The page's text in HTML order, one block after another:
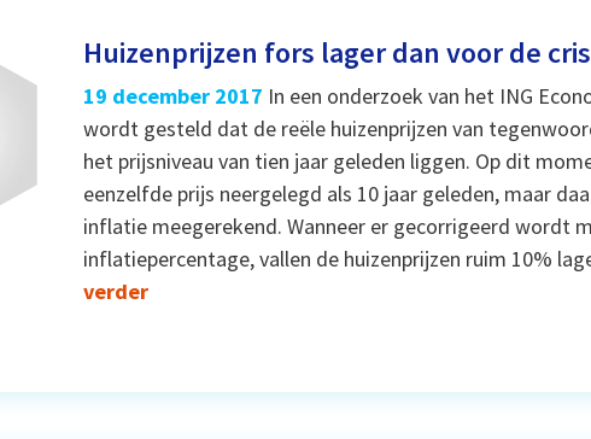
Huizenprijzen fors lager dan voor de
19 december 2017 In een onderzoek van het ING
wordt gesteld dat de reële huizenprijzen van
het prijsniveau van tien jaar geleden liggen. Op dit
eenzelfde prijs neergelegd als 10 jaar geleden, maar
inflatie meegerekend. Wanneer er gecorrigeerd wordt
inflatiepercentage, vallen de huizenprijzen ruim 10%
verder